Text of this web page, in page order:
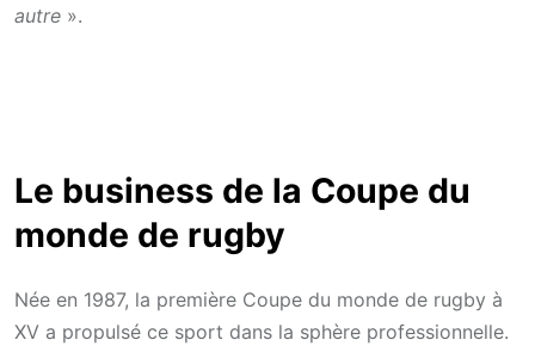
autre ».
Le business de la Coupe du
monde de rugby
Née en 1987, la première Coupe du monde de rugby à
XV a propulsé ce sport dans la sphère professionnelle.